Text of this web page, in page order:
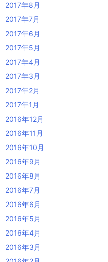
2017年8月
2017年7月
2017年6月
2017年5月
2017年4月
2017年3月
2017年2月
2017年1月
2016年12月
2016年11月
2016年10月
2016年9月
2016年8月
2016年7月
2016年6月
2016年5月
2016年4月
2016年3月